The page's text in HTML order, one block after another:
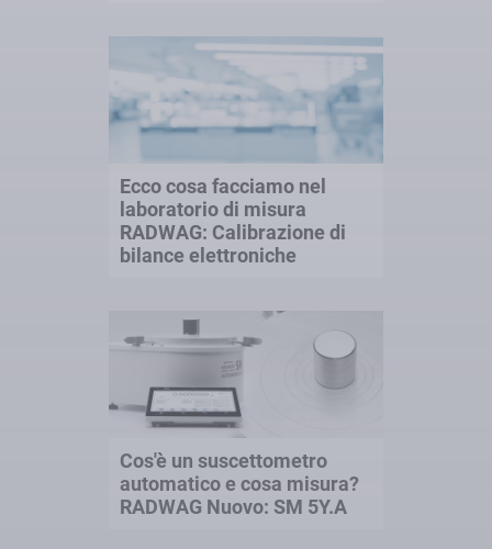
Ecco cosa facciamo nel
laboratorio di misura
RADWAG: Calibrazione di
bilance elettroniche
Cos'è un suscettometro
automatico e cosa misura?
RADWAG Nuovo: SM 5Y.A